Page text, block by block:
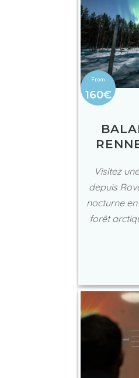
160€
Visitez
depuis
nocturne
forêt